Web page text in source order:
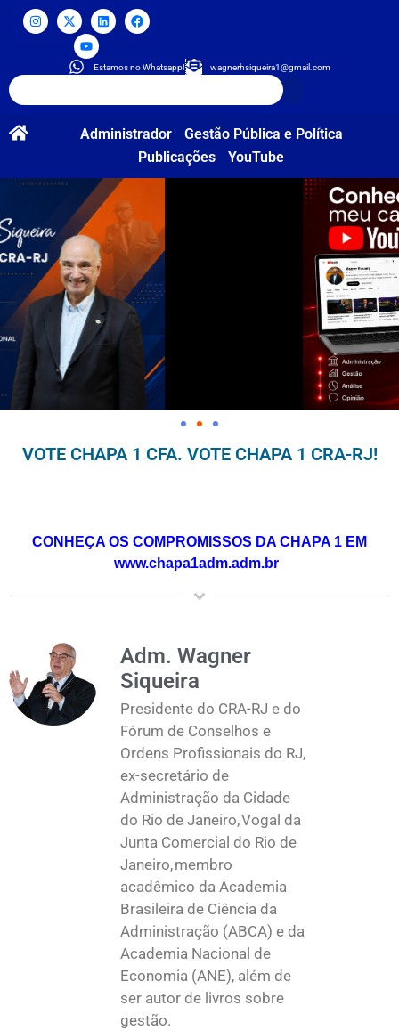
Estamos no Whatsapp! wagnerhsiqueira1@gmail.com
Administrador
Gestão Pública e Política
Publicações
YouTube
VOTE CHAPA 1 CFA. VOTE CHAPA 1 CRA-RJ!
CONHEÇA OS COMPROMISSOS DA CHAPA 1 EM
www.chapa1adm.adm.br
Adm. Wagner
Siqueira
Presidente do CRA-RJ e do
Fórum de Conselhos e
Ordens Profissionais do RJ,
ex-secretário de
Administração da Cidade
do Rio de Janeiro, Vogal da
Junta Comercial do Rio de
Janeiro, membro
acadêmico da Academia
Brasileira de Ciência da
Administração (ABCA) e da
Academia Nacional de
Economia (ANE), além de
ser autor de livros sobre
gestão.